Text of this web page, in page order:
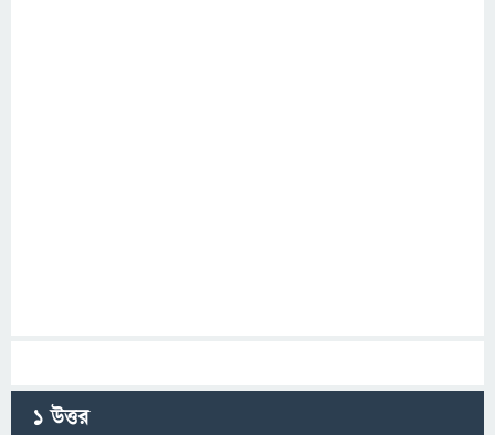
1উত্তর